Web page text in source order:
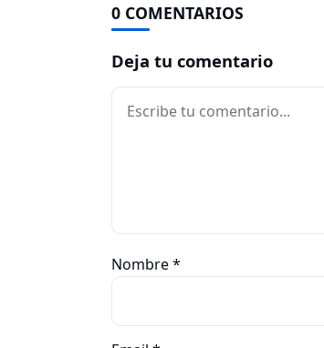
0 COMENTARIOS
Deja tu comentario
Comentario
Nombre*